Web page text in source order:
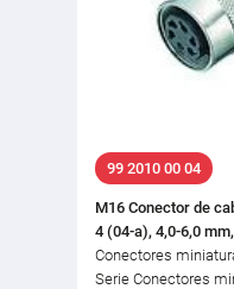
99 2010 00 04
M16 Conector de
4 (04-a), 4,0-6,0
Conectores
Serie Conectores